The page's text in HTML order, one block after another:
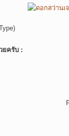
ยครับ :